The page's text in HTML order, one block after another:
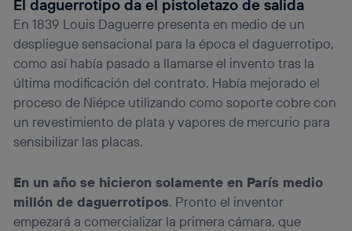
El daguerrotipo da el pistoletazo de salida
En 1839 Louis Daguerre presenta en medio de un
despliegue sensacional para la época el daguerrotipo,
como así había pasado a llamarse el invento tras la
última modificación del contrato. Había mejorado el
proceso de Niépce utilizando como soporte cobre con
un revestimiento de plata y vapores de mercurio para
sensibilizar las placas.
En un año se hicieron solamente en París medio
millón de daguerrotipos. Pronto el inventor
empezará a comercializar la primera cámara, que